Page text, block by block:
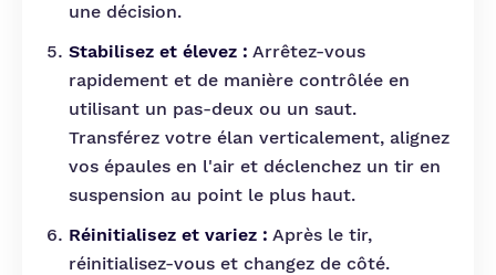
une décision.
Stabilisez et élevez : Arrêtez-vous
rapidement et de manière contrôlée en
utilisant un pas-deux ou un saut.
Transférez votre élan verticalement, alignez
vos épaules en l'air et déclenchez un tir en
suspension au point le plus haut.
Réinitialisez et variez : Après le tir,
réinitialisez-vous et changez de côté.